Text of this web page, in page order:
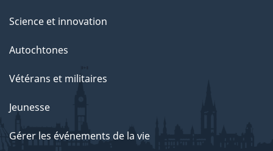
Science et innovation
Autochtones
Vétérans et militaires
Jeunesse
Gérer les événements de la vie